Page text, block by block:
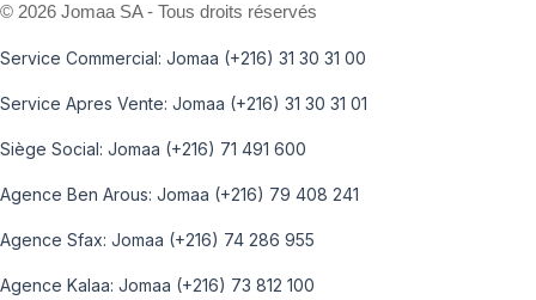
© 2026 Jomaa SA - Tous droits réservés
Service Commercial: Jomaa (+216) 31 30 31 00
Service Apres Vente: Jomaa (+216) 31 30 31 01
Siège Social: Jomaa (+216) 71 491 600
Agence Ben Arous: Jomaa (+216) 79 408 241
Agence Sfax: Jomaa (+216) 74 286 955
Agence Kalaa: Jomaa (+216) 73 812 100